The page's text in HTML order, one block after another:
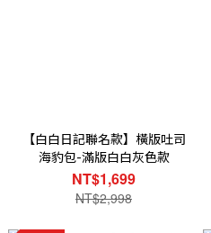
【白白日記聯名款】橫版吐司
海豹包-滿版白白灰色款
NT$1,699
NT$2,998